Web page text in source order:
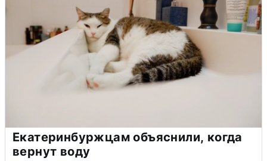
Екатеринбуржцам объяснили, когда
вернут воду